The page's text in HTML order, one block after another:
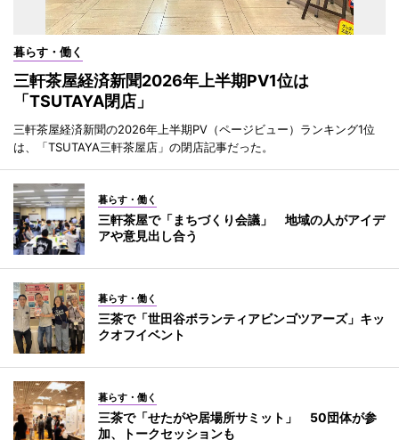
暮らす・働く
三軒茶屋経済新聞2026年上半期PV1位は
「TSUTAYA閉店」
三軒茶屋経済新聞の2026年上半期PV（ページビュー）ランキング1位
は、「TSUTAYA三軒茶屋店」の閉店記事だった。
暮らす・働く
三軒茶屋で「まちづくり会議」 地域の人がアイデ
アや意見出し合う
暮らす・働く
三茶で「世田谷ボランティアビンゴツアーズ」キッ
クオフイベント
暮らす・働く
三茶で「せたがや居場所サミット」 50団体が参
加、トークセッションも